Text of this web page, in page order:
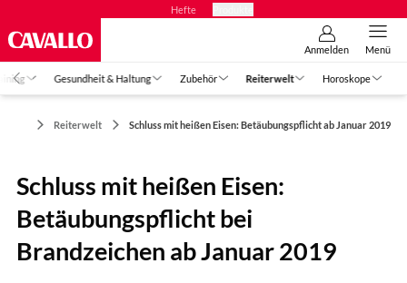
Hefte
Anmelden Menü
Gesundheit & Haltung Zubehör Reiterwelt Horoskope
Reiterwelt Schluss mit heißen Eisen: Betäubungspflicht ab Januar 2019
Schluss mit heißen Eisen:
Betäubungspflicht bei
Brandzeichen ab Januar 2019